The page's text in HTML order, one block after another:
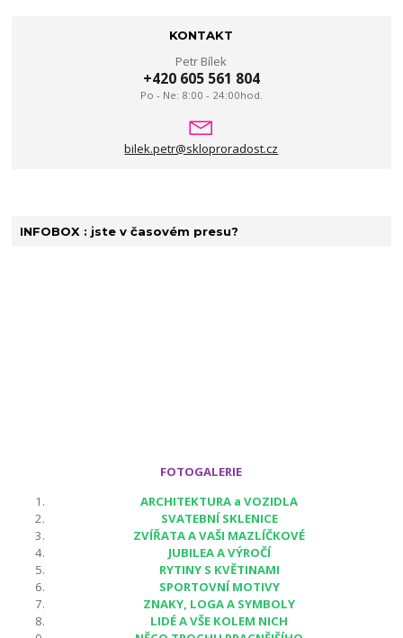
KONTAKT
Petr Bílek
+420 605 561 804
Po - Ne: 8:00 - 24:00hod.
bilek.petr@skloproradost.cz
INFOBOX : jste v časovém presu?
FOTOGALERIE
ARCHITEKTURA a VOZIDLA
SVATEBNÍ SKLENICE
ZVÍŘATA A VAŠI MAZLÍČKOVÉ
JUBILEA A VÝROČÍ
RYTINY S KVĚTINAMI
SPORTOVNÍ MOTIVY
ZNAKY, LOGA A SYMBOLY
LIDÉ A VŠE KOLEM NICH